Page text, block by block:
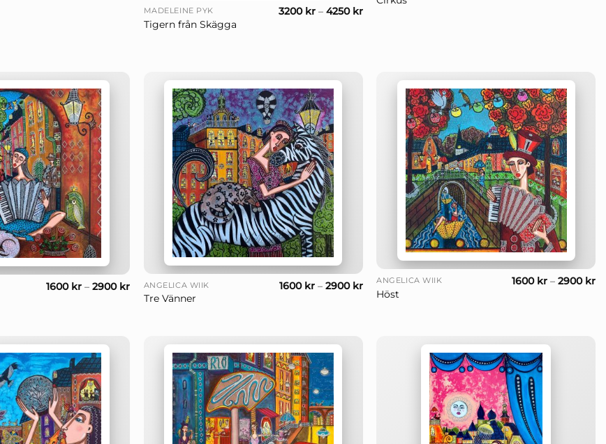
MADELEINE PYK
Tigern från Skägga
3200 kr– 4250 kr
1600 kr –2900 kr
+
ANGELICA WIIK
Tre Vänner
1600 kr– 2900 kr
+
ANGELICA WIIK
Höst
1600 kr –2900 kr